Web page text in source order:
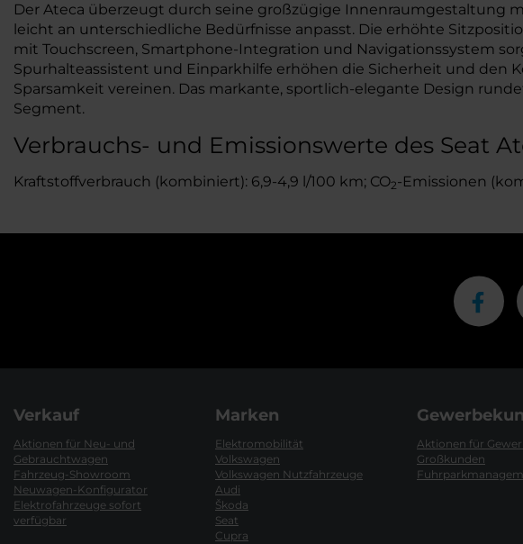
Der Ateca überzeugt durch seine großzügige Innenraumgestaltung
leicht an unterschiedliche Bedürfnisse anpasst. Die erhöhte
mit Touchscreen, Smartphone-Integration und Navigationssystem
Spurhalteassistent und Einparkhilfe erhöhen die Sicherheit und den
Sparsamkeit vereinen. Das markante, sportlich-elegante Design
Segment.
Verbrauchs- und Emissionswerte des Seat
Kraftstoffverbrauch (kombiniert): 6,9-4,9 l/100 km; CO2-Emissionen
Verkauf
Aktionen für Neu- und
Gebrauchtwagen
Fahrzeug-Showroom
Neuwagen-Konfigurator
Elektrofahrzeuge sofort
verfügbar
Marken
Elektromobilität
Volkswagen
Volkswagen Nutzfahrzeuge
Audi
Škoda
Seat
Cupra
Aktionen für
Großkunden